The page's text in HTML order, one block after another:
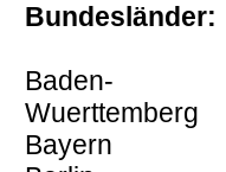
Bundesländer:
Baden-
Wuerttemberg
Bayern